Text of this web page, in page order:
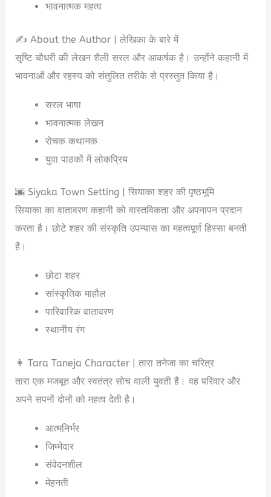
भावनात्मक महत्व
✍️ About the Author | लेखिका के बारे में
सृष्टि चौधरी की लेखन शैली सरल और आकर्षक है। उन्होंने कहानी में
भावनाओं और रहस्य को संतुलित तरीके से प्रस्तुत किया है।
सरल भाषा
भावनात्मक लेखन
रोचक कथानक
युवा पाठकों में लोकप्रिय
🌆 Siyaka Town Setting | सियाका शहर की पृष्ठभूमि
सियाका का वातावरण कहानी को वास्तविकता और अपनापन प्रदान
करता है। छोटे शहर की संस्कृति उपन्यास का महत्वपूर्ण हिस्सा बनती
है।
छोटा शहर
सांस्कृतिक माहौल
पारिवारिक वातावरण
स्थानीय रंग
👩 Tara Taneja Character | तारा तनेजा का चरित्र
तारा एक मजबूत और स्वतंत्र सोच वाली युवती है। वह परिवार और
अपने सपनों दोनों को महत्व देती है।
आत्मनिर्भर
जिम्मेदार
संवेदनशील
मेहनती